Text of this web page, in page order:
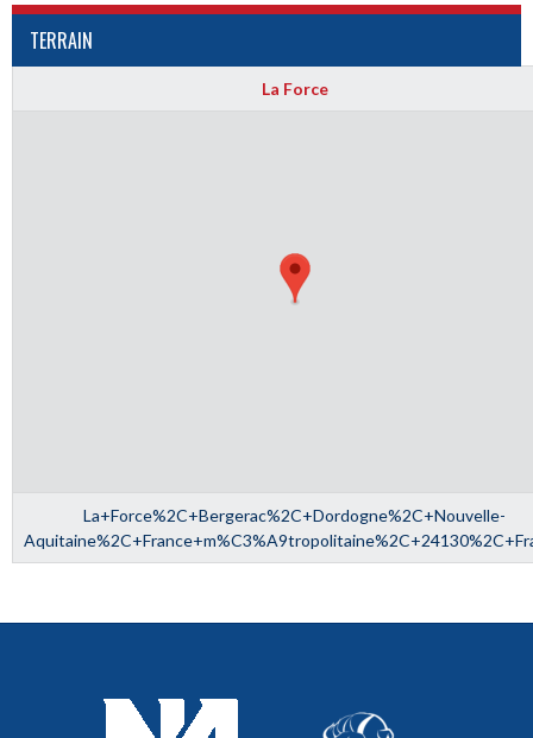
TERRAIN
La Force
La+Force%2C+Bergerac%2C+Dordogne%2C+Nouvelle-